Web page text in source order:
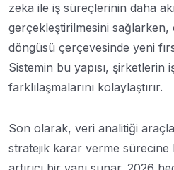
zeka ile iş süreçlerinin daha
gerçekleştirilmesini
döngüsü çerçevesinde yeni
Sistemin bu yapısı, şirketlerin
farklılaşmalarını kolaylaştırır.
Son olarak, veri analitiği
stratejik karar verme sürecine